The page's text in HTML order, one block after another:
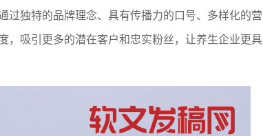
过独特的品牌理念、具有传播力的口号、多样化的营
，吸引更多的潜在客户和忠实粉丝，让养生企业更具